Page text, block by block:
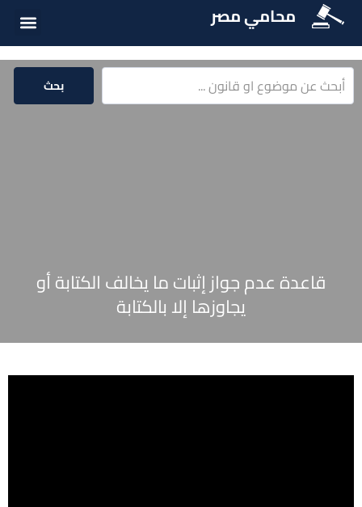
محامي مصر
بحث
قاعدة عدم جواز إثبات ما يخالف الكتابة أو
يجاوزها إلا بالكتابة